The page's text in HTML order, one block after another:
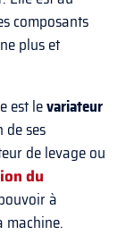
composants
plus et
est levariateur
de ses
de levage ou
du
à
machine.